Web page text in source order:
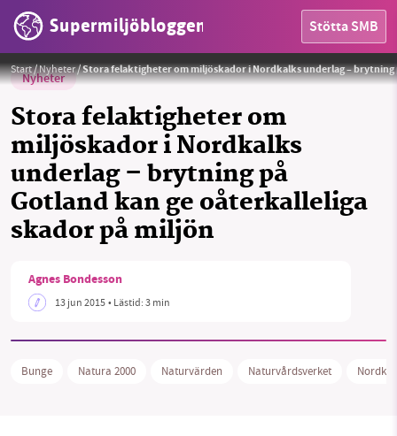
Supermiljöbloggen Stötta SMB
HEM
OMRÅDEN
OM OSS
Sök Sparade inlägg Tipsa oss
Start/Nyheter/Stora felaktigheter om miljöskador i Nordkalks underlag –
Nyheter
Stora felaktigheter om
miljöskador i Nordkalks
underlag – brytning på
Gotland kan ge oåterkalleliga
skador på miljön
Foto:Länsstyrelsen Gotland
Agnes Bondesson
13 jun 2015• Lästid:3 min
Bunge Natura 2000 Naturvärden Naturvårdsverket